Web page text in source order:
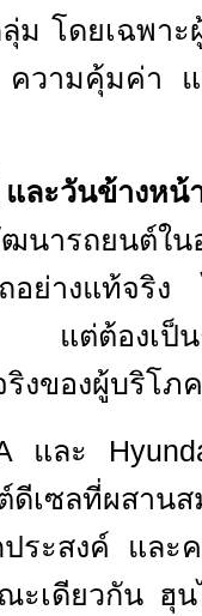
ม โดยเฉพา
วามคุ้มค่า
ละวันข้างหน้
ฒนารถยนต์ใ
อย่างแท้จริง
ต่ต้องเป็นก
งของผู้บริโภค
และ
ดีเซลที่ผสาน
ระสงค์ และ
ะเดียวกัน ฮุ